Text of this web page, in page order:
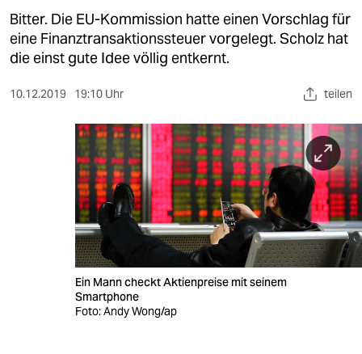
kultur
sport
berlin
veranstaltungen
Bitter. Die EU-Kommission hatte einen Vorschlag für
eine Finanztransaktionssteuer vorgelegt. Scholz hat
die einst gute Idee völlig entkernt.
10.12.2019 19:10 Uhr teilen
Ein Mann checkt Aktienpreise mit seinem
Smartphone
Foto: Andy Wong/ap